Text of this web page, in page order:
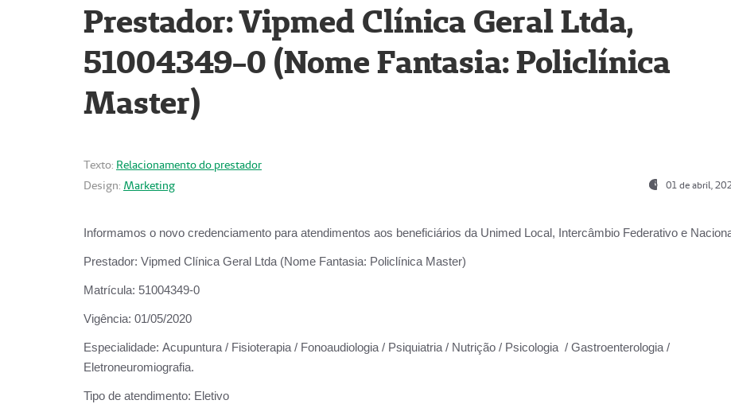
Prestador: Vipmed Clínica Geral Ltda,
51004349-0 (Nome Fantasia: Policlínica
Master)
Texto: Relacionamento do prestador
Design: Marketing 01 de abril,
Informamos o novo credenciamento para atendimentos aos beneficiários da Unimed Local, Intercâmbio Federativo e
Prestador: Vipmed Clínica Geral Ltda (Nome Fantasia: Policlínica Master)
Matrícula: 51004349-0
Vigência: 01/05/2020
Especialidade: Acupuntura / Fisioterapia / Fonoaudiologia / Psiquiatria / Nutrição / Psicologia / Gastroenterologia /
Eletroneuromiografia.
Tipo de atendimento: Eletivo